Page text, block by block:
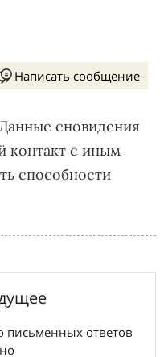
Написать сообщение
сновидения
контакт с иным
способности
письменных ответов